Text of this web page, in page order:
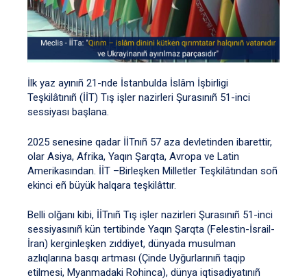
İlk yaz ayınıñ 21-nde İstanbulda İslâm İşbirligi
Teşkilâtınıñ (İİT) Tış işler nazirleri Şurasınıñ 51-inci
sessiyası başlana.
2025 senesine qadar İİTnıñ 57 aza devletinden ibarettir,
olar Asiya, Afrika, Yaqın Şarqta, Avropa ve Latin
Amerikasından. İİT –Birleşken Milletler Teşkilâtından soñ
ekinci eñ büyük halqara teşkilâttır.
Belli olğanı kibi, İİTnıñ Tış işler nazirleri Şurasınıñ 51-inci
sessiyasınıñ kün tertibinde Yaqın Şarqta (Felestin-İsrail-
İran) kerginleşken zıddiyet, dünyada musulman
azlıqlarına basqı artması (Çinde Uyğurlarınıñ taqip
etilmesi, Myanmadaki Rohinca), dünya iqtisadiyatınıñ